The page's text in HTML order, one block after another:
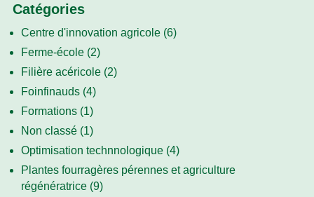
Catégories
Centre d'innovation agricole (6)
Ferme-école (2)
Filière acéricole (2)
Foinfinauds (4)
Formations (1)
Non classé (1)
Optimisation technnologique (4)
Plantes fourragères pérennes et agriculture
régénératrice (9)